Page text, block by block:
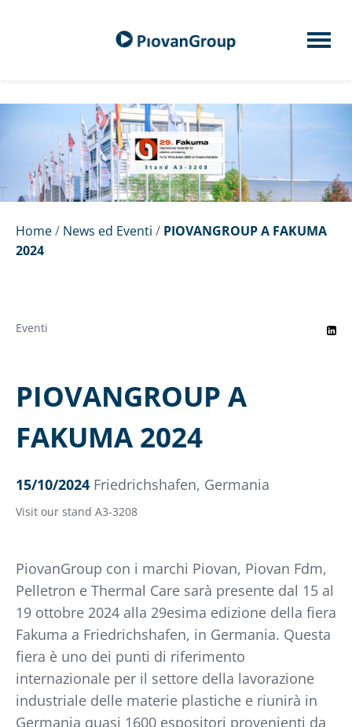
Home/ News ed Eventi / PIOVANGROUP A FAKUMA
2024
Eventi
PIOVANGROUP A
FAKUMA 2024
15/10/2024 Friedrichshafen, Germania
Visit our stand A3-3208
PiovanGroup con i marchi Piovan, Piovan Fdm,
Pelletron e Thermal Care sarà presente dal 15 al
19 ottobre 2024 alla 29esima edizione della fiera
Fakuma a Friedrichshafen, in Germania. Questa
fiera è uno dei punti di riferimento
internazionale per il settore della lavorazione
industriale delle materie plastiche e riunirà in
Germania quasi 1600 espositori provenienti da